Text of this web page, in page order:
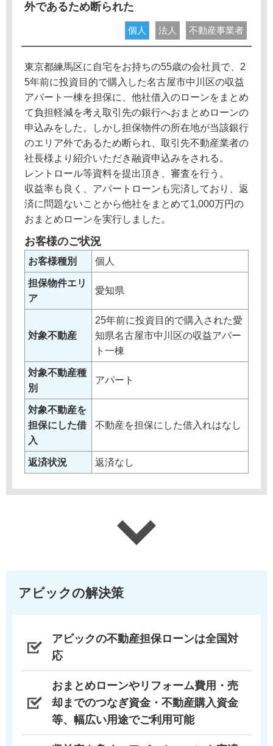
外であるため断られた
個人 法人 不動産事業者
東京都練馬区に自宅をお持ちの55歳の会社員で、2
5年前に投資目的で購入した名古屋市中川区の収益
アパート一棟を担保に、他社借入のローンをまとめ
て負担軽減を考え取引先の銀行へおまとめローンの
申込みをした。しかし担保物件の所在地が当該銀行
のエリア外であるため断られ、取引先不動産業者の
社長様より紹介いただき融資申込みをされる。
レントロール等資料を提出頂き、審査を行う。
収益率も良く、アパートローンも完済しており、返
済に問題ないことから他社をまとめて1,000万円の
おまとめローンを実行しました。
お客様のご状況
お客様種別 個人
担保物件エリ
ア
愛知県
対象不動産
25年前に投資目的で購入された愛
知県名古屋市中川区の収益アパー
ト一棟
対象不動産種
別
アパート
対象不動産を
担保にした借
入
不動産を担保にした借入れはなし
返済状況 返済なし
アビックの解決策
アビックの不動産担保ローンは全国対
応
おまとめローンやリフォーム費用・売
却までのつなぎ資金・不動産購入資金
等、幅広い用途でご利用可能